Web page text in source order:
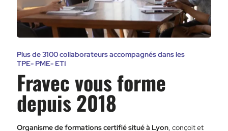
Plus de 3100 collaborateurs accompagnés dans les
TPE- PME- ETI
Fravec vous forme
depuis 2018
Organisme de formations certifié situé à Lyon, conçoit et